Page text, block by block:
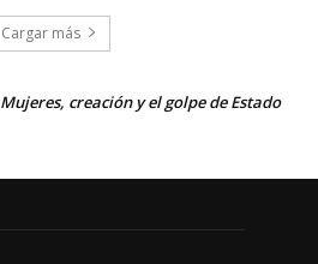
Cargar más
Mujeres, creación y el golpe de Estado